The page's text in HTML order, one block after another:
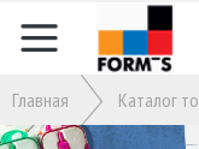
Главная Кaталог